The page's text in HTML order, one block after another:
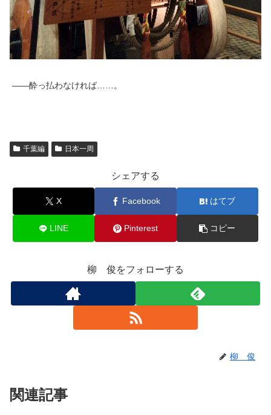
――酔っ払わなければ……。
千葉編 日本一周
シェアする
X Facebook はてブ
LINE Pinterest コピー
柳 俊をフォローする
柳 俊
関連記事